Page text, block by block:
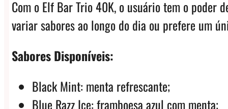
Com o Elf Bar Trio 40K, o usuário tem o poder
variar sabores ao longo do dia ou prefere um
Sabores Disponíveis:
Black Mint: menta refrescante;
Blue Razz Ice: framboesa azul com menta;